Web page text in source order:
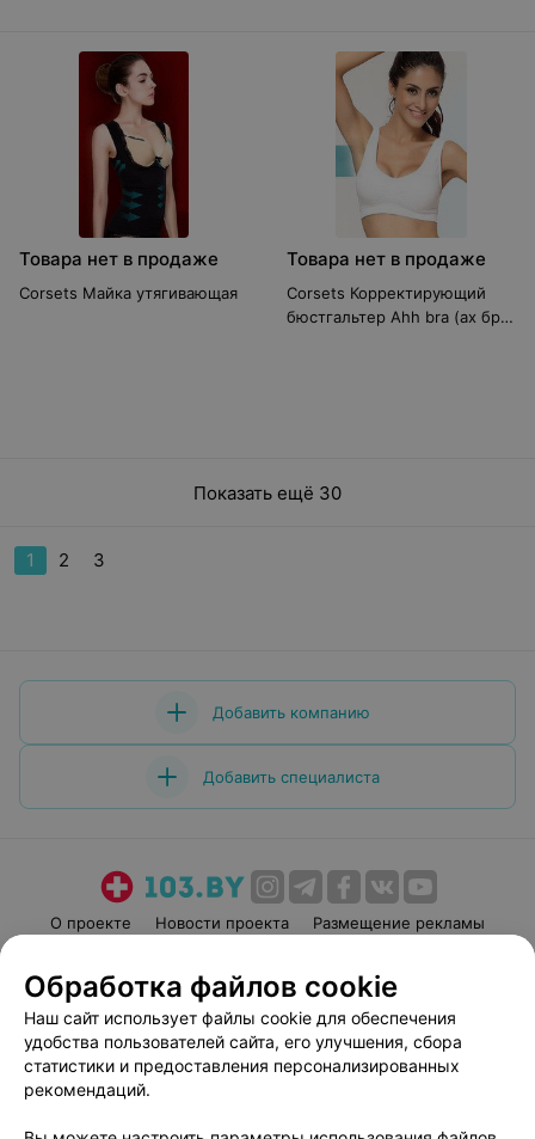
Товара нет в продаже
Corsets Майка утягивающая
Товара нет в продаже
Corsets Корректирующий
бюстгальтер Ahh bra (ах бра)
Показать ещё 30
1 2 3
Добавить компанию
Добавить специалиста
О проекте Новости проекта
Размещение рекламы
Пользовательское соглашение
Способы оплаты
Вакансии
Партнеры
Написать руководителю 103.by
Обработка файлов cookie
Наш сайт использует файлы cookie для обеспечения
удобства пользователей сайта, его улучшения, сбора
статистики и предоставления персонализированных
рекомендаций.